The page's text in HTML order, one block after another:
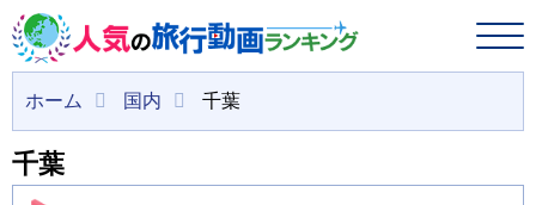
ホーム 国内 千葉
千葉